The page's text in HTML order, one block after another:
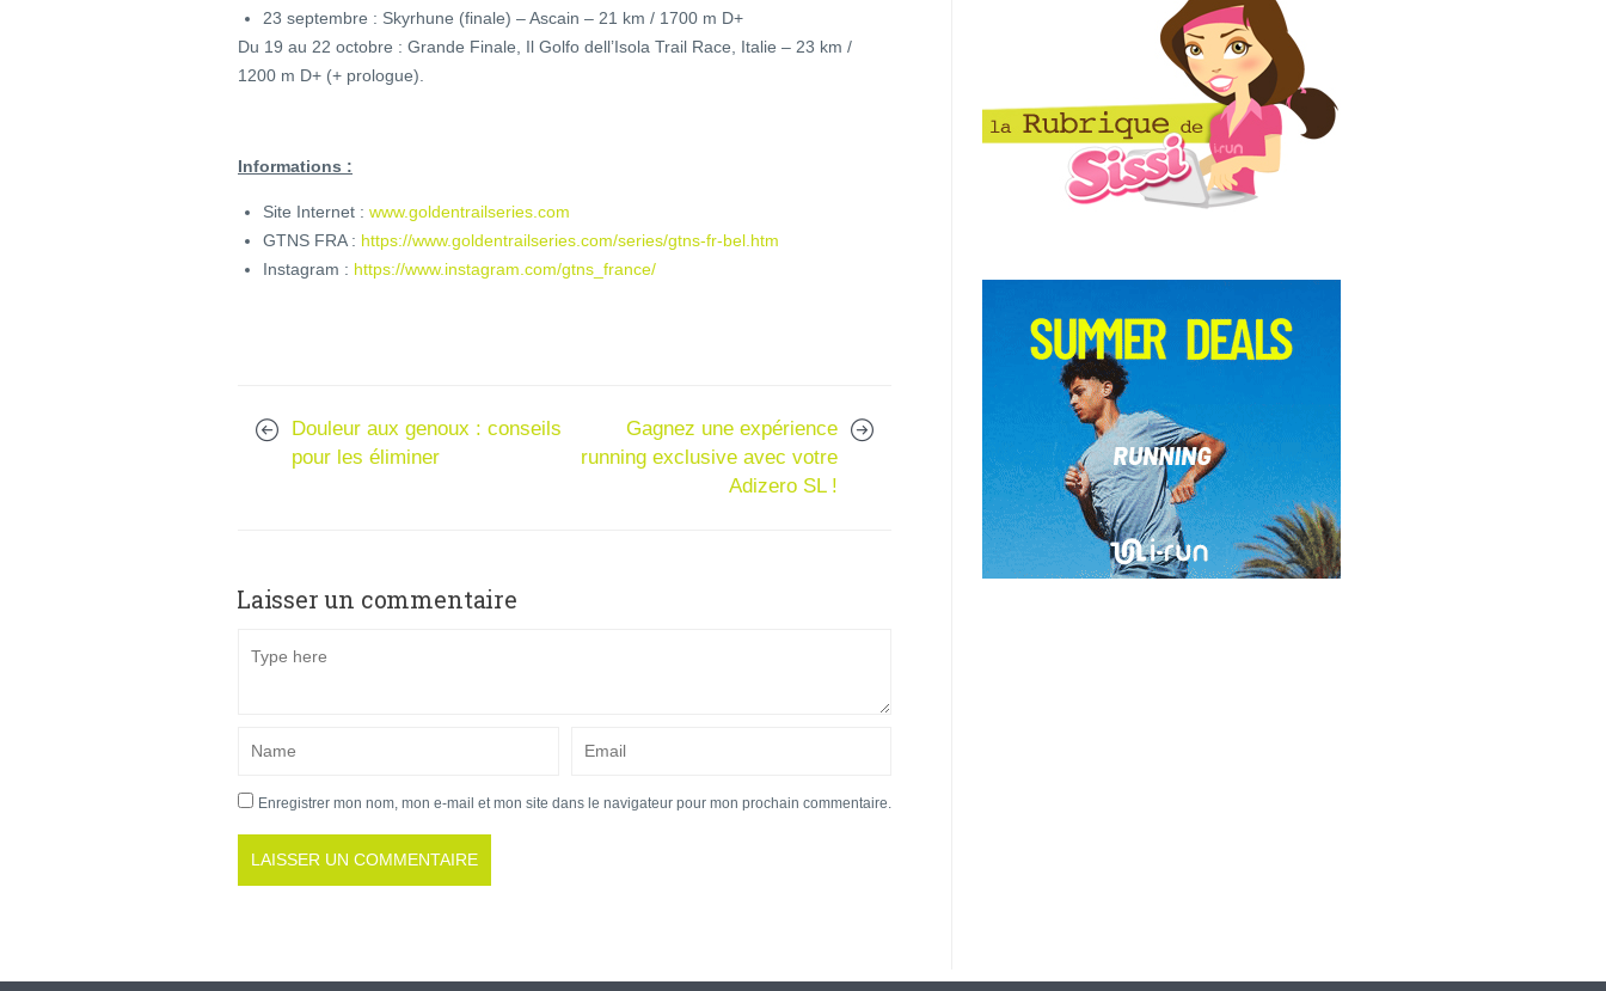
23 septembre : Skyrhune (finale) – Ascain – 21 km / 1700 m D+
Du 19 au 22 octobre : Grande Finale, Il Golfo dell’Isola Trail Race, Italie – 23 km /
1200 m D+ (+ prologue).
Informations :
Site Internet : www.goldentrailseries.com
GTNS FRA : https://www.goldentrailseries.com/series/gtns-fr-bel.htm
Instagram : https://www.instagram.com/gtns_france/
Douleur aux genoux : conseils
pour les éliminer
Gagnez une expérience
running exclusive avec votre
Adizero SL !
Laisser un commentaire
Enregistrer mon nom, mon e-mail et mon site dans le navigateur pour mon prochain commentaire.